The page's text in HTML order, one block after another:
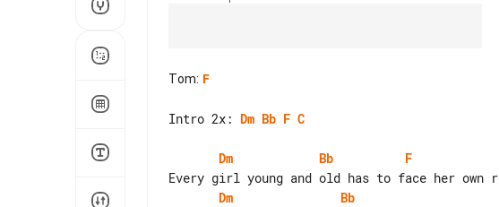
Tom: F
Intro 2x: Dm Bb F C
Dm Bb F
Dm
Bb